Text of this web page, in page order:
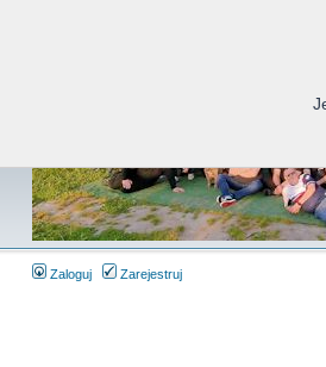
Zaloguj Zarejestruj